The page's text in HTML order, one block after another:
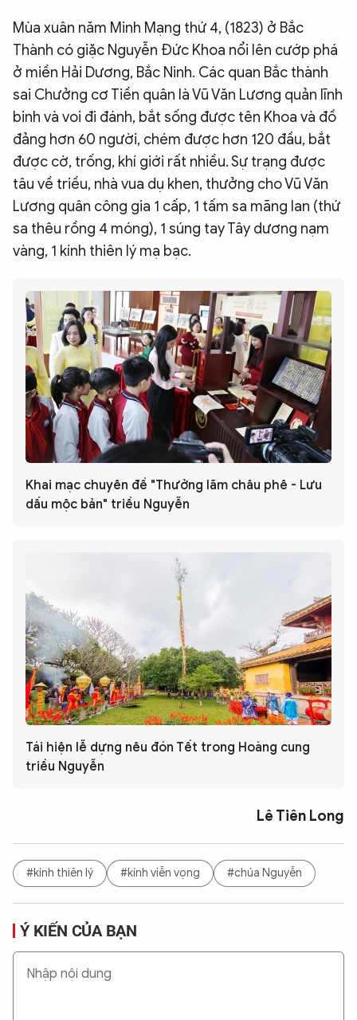
Mùa xuân năm Minh Mạng thứ 4, (1823) ở Bắc
Thành có giặc Nguyễn Đức Khoa nổi lên cướp phá
ở miền Hải Dương, Bắc Ninh. Các quan Bắc thành
sai Chưởng cơ Tiền quân là Vũ Văn Lương quản lĩnh
binh và voi đi đánh, bắt sống được tên Khoa và đồ
đảng hơn 60 người, chém được hơn 120 đầu, bắt
được cờ, trống, khí giới rất nhiều. Sự trạng được
tâu về triều, nhà vua dụ khen, thưởng cho Vũ Văn
Lương quân công gia 1 cấp, 1 tấm sa mãng lan (thứ
sa thêu rồng 4 móng), 1 súng tay Tây dương nạm
vàng, 1 kính thiên lý mạ bạc.
Khai mạc chuyên đề "Thưởng lãm châu phê - Lưu
dấu mộc bản" triều Nguyễn
Tái hiện lễ dựng nêu đón Tết trong Hoàng cung
triều Nguyễn
Lê Tiên Long
#kính thiên lý #kính viễn vọng #chúa Nguyễn
Ý KIẾN CỦA BẠN